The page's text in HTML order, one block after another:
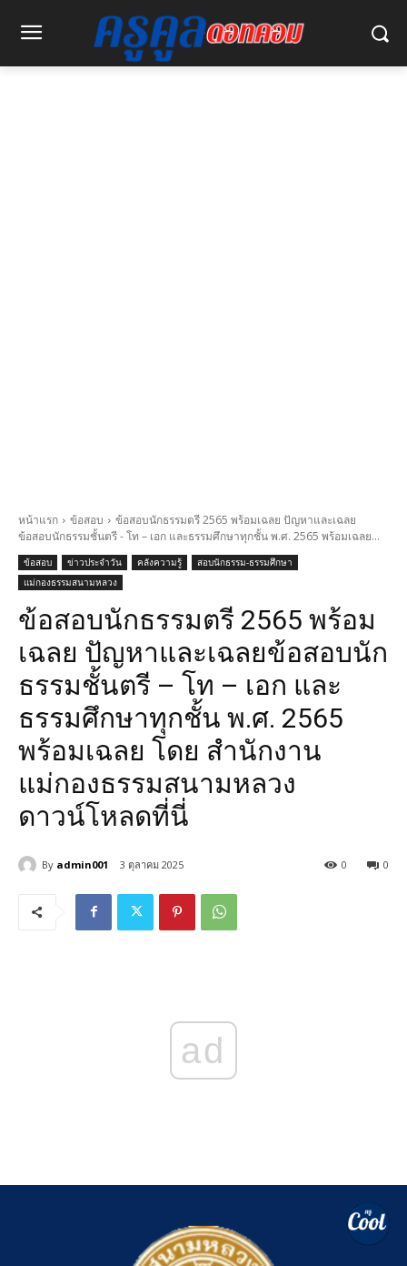
หน้าแรก ข้อสอบ
ข้อสอบนักธรรมตรี 2565 พร้อมเฉลย ปัญหาและเฉลย
ข้อสอบนักธรรมชั้นตรี - โท – เอก และธรรมศึกษาทุกชั้น พ.ศ. 2565 พร้อมเฉลย...
ข้อสอบ ข่าวประจำวัน คลังความรู้
สอบนักธรรม-ธรรมศึกษา
แม่กองธรรมสนามหลวง
ข้อสอบนักธรรมตรี 2565 พร้อม
เฉลย ปัญหาและเฉลยข้อสอบนัก
ธรรมชั้นตรี – โท – เอก และ
ธรรมศึกษาทุกชั้น พ.ศ. 2565
พร้อมเฉลย โดย สำนักงาน
แม่กองธรรมสนามหลวง
ดาวน์โหลดที่นี่
By admin001 3 ตุลาคม 2025 0
0
ad